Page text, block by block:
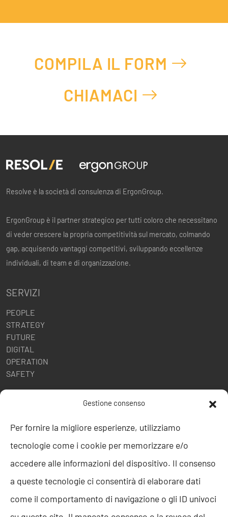
Gestione consenso
Per fornire la migliore esperienze, utilizziamo
tecnologie come i cookie per memorizzare e/o
accedere alle informazioni del dispositivo. Il consenso
a queste tecnologie ci consentirà di elaborare dati
come il comportamento di navigazione o gli ID univoci
COMPILA IL FORM
CHIAMACI
Resolve è la società di consulenza di ErgonGroup.
ErgonGroup è il partner strategico per tutti coloro che necessitano
di veder crescere la propria competitività sul mercato, colmando
gap, acquisendo vantaggi competitivi, sviluppando eccellenze
individuali, di team e di organizzazione.
SERVIZI
PEOPLE
STRATEGY
FUTURE
DIGITAL
OPERATION
SAFETY
POLITICHE AZIENDALI
ISO 9001
ISO 27001
Codice etico
Segnalazione Whistleblowing
Politica per la Parità di Genere